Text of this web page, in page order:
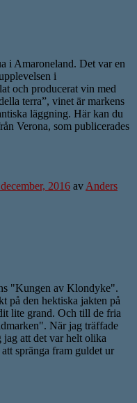
i Amaroneland. Det var en
i
och producerat vin med
terra”, vinet är markens
läggning. Här kan du
Verona, som publicerades
2016 av Anders
"Kungen av Klondyke".
på den hektiska jakten på
lite grand. Och till de fria
När jag träffade
jag att det var helt olika
spränga fram guldet ur